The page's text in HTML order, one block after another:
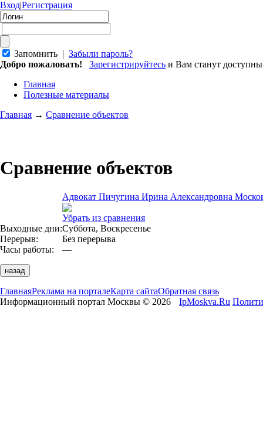
Вход|Регистрация
Запомнить | Забыли пароль?
Добро пожаловать!
Зарегистрируйтесь и Вам станут
Главная
Полезные материалы
Главная → Сравнение объектов
Сравнение объектов
Адвокат Пичугина Ирина Александровна
Убрать из сравнения
Выходные дни:Суббота, Воскресенье
Перерыв:
Без перерыва
Часы работы:
—
ГлавнаяРеклама на порталеКарта сайтаОбратная связь
Информационный портал Москвы © 2026
IpMoskva.Ru